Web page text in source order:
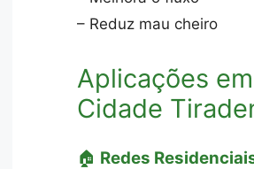
– Reduz mau cheiro
Aplicações em
Cidade
🏠 Redes